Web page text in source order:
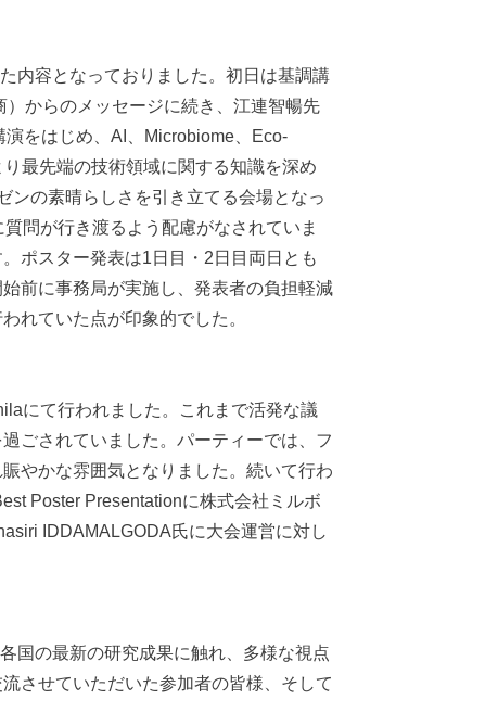
内容となっておりました。初日は基調講
からのメッセージに続き、江連智暢先
をはじめ、AI、Microbiome、Eco-
最先端の技術領域に関する知識を深め
ンの素晴らしさを引き立てる会場となっ
問が行き渡るよう配慮がなされていま
ポスター発表は1日目・2日目両日とも
前に事務局が実施し、発表者の負担軽減
れていた点が印象的でした。
にて行われました。これまで活発な議
ごされていました。パーティーでは、フ
やかな雰囲気となりました。続いて行わ
Poster Presentationに株式会社ミルボ
IDDAMALGODA氏に大会運営に対し
国の最新の研究成果に触れ、多様な視点
させていただいた参加者の皆様、そして